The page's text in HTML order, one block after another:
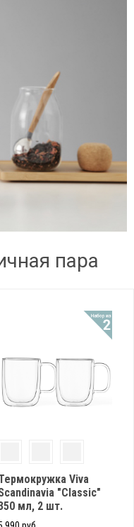
пара
Viva
"Classic"
мл, 2 шт.